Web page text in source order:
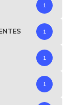
1
1
1
1